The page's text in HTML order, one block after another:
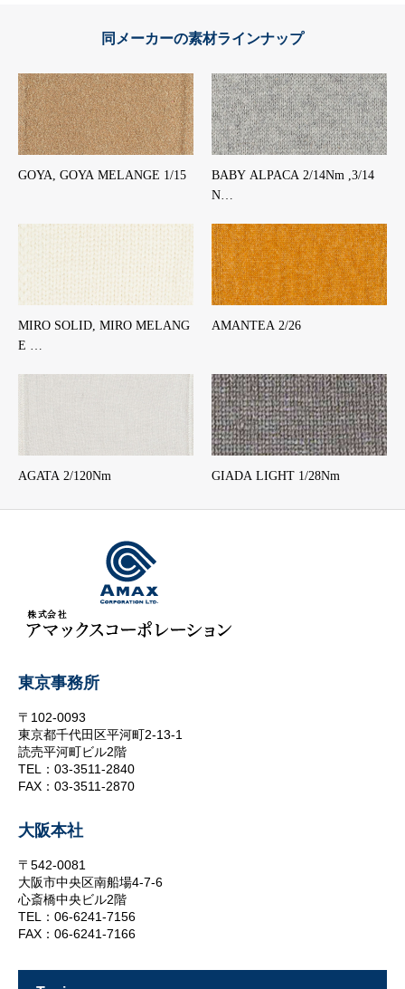
同メーカーの素材ラインナップ
GOYA, GOYA MELANGE 1/15
BABY ALPACA 2/14Nm ,3/14
N…
MIRO SOLID, MIRO MELANG
E …
AMANTEA 2/26
AGATA 2/120Nm GIADA LIGHT 1/28Nm
東京事務所
〒102-0093
東京都千代田区平河町2-13-1
読売平河町ビル2階
TEL：03-3511-2840
FAX：03-3511-2870
大阪本社
〒542-0081
大阪市中央区南船場4-7-6
心斎橋中央ビル2階
TEL：06-6241-7156
FAX：06-6241-7166